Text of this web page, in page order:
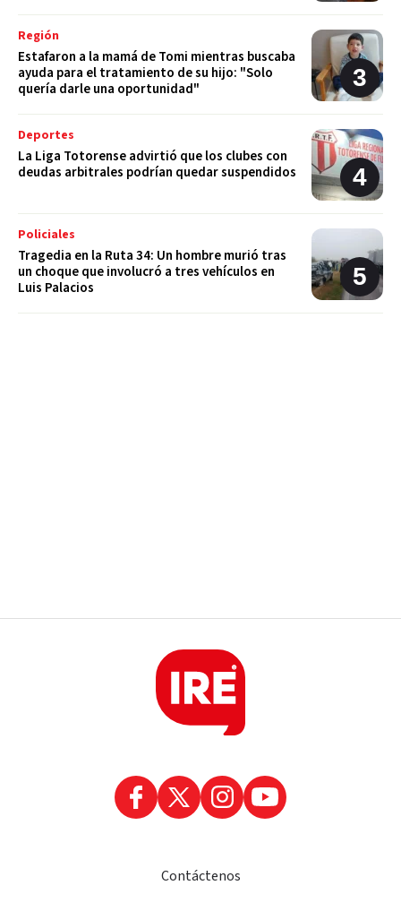
Región
Estafaron a la mamá de Tomi mientras buscaba
ayuda para el tratamiento de su hijo: "Solo
quería darle una oportunidad"
Deportes
La Liga Totorense advirtió que los clubes con
deudas arbitrales podrían quedar suspendidos
Policiales
Tragedia en la Ruta 34: Un hombre murió tras
un choque que involucró a tres vehículos en
Luis Palacios
Contáctenos